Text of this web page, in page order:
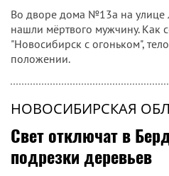
Во дворе дома №13а на улице
нашли мёртвого мужчину. Как
"Новосибирск с огоньком",
положении.
НОВОСИБИРСКАЯ
Свет отключат в
подрезки деревьев